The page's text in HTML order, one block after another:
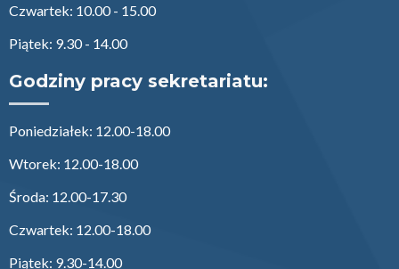
Czwartek: 10.00 - 15.00
Piątek: 9.30 - 14.00
Godziny pracy sekretariatu:
Poniedziałek: 12.00-18.00
Wtorek: 12.00-18.00
Środa: 12.00-17.30
Czwartek: 12.00-18.00
Piątek: 9.30-14.00